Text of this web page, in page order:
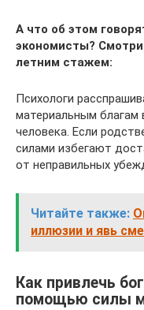
А что об этом
экономисты?
летним стажем:
Психологи
материальным благам
человека. Если
силами избегают
от неправильных
Читайте также:
иллюзии и явь
Как привлечь
помощью силы